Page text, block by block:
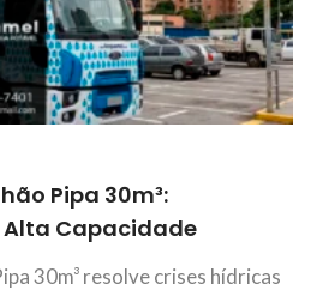
Pipa 30m³:
Capacidade
30m³ resolve crises hídricas